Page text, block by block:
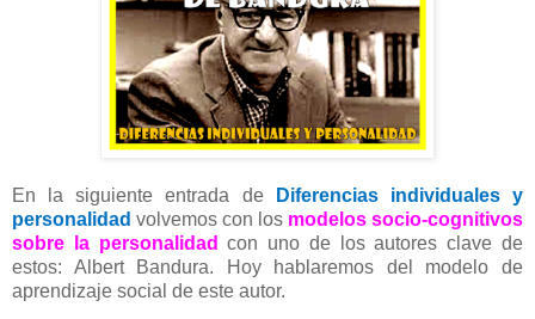
En la siguiente entrada de
Diferencias individuales y
personalidad volvemos con los modelos socio-cognitivos
sobre la personalidad con uno de los autores clave de
estos: Albert Bandura. Hoy hablaremos del modelo de
aprendizaje social de este autor.